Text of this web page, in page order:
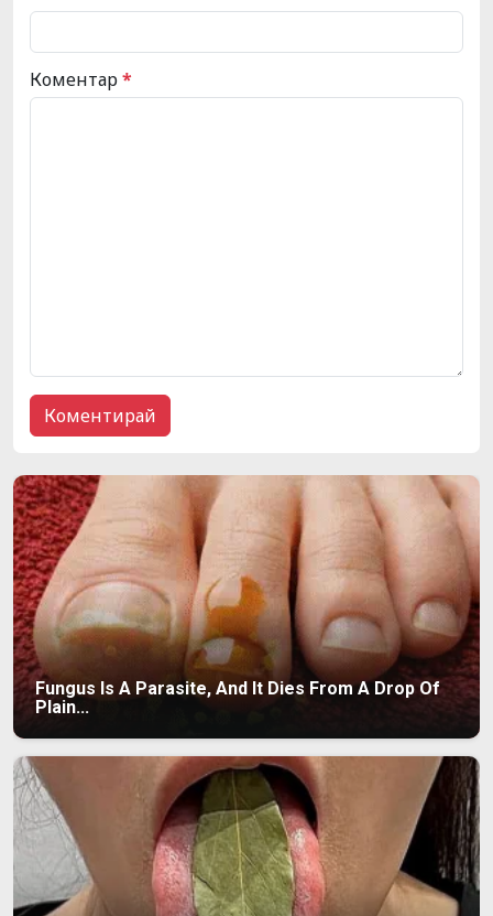
Коментар*
Fungus Is A Parasite, And It Dies From A Drop Of
Plain...